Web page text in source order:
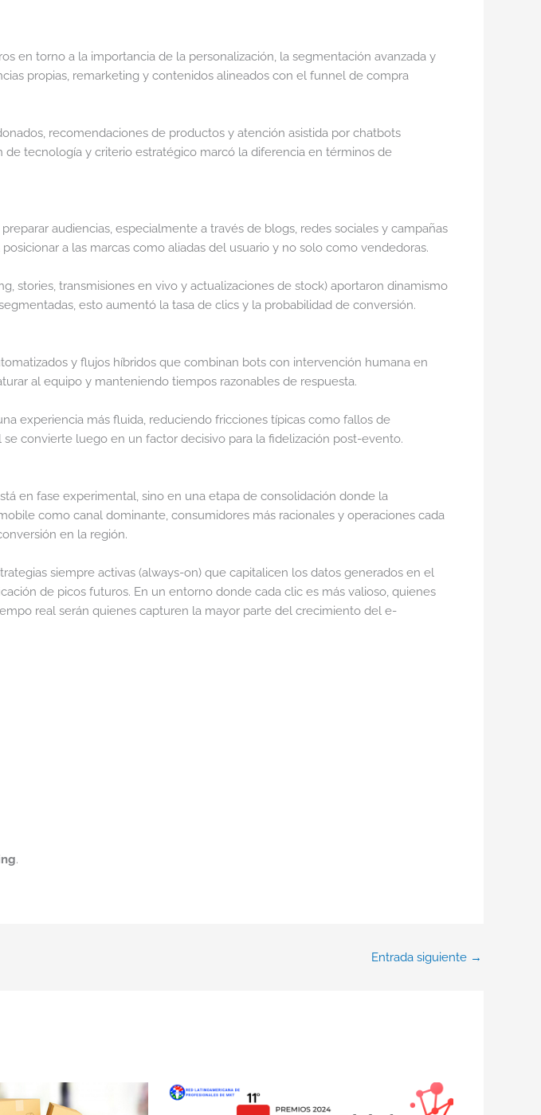
en torno a la importancia de la personalización, la segmentación avanzada y
propias, remarketing y contenidos alineados con el funnel de compra
recomendaciones de productos y atención asistida por chatbots
tecnología y criterio estratégico marcó la diferencia en términos de
audiencias, especialmente a través de blogs, redes sociales y campañas
a las marcas como aliadas del usuario y no solo como vendedoras.
stories, transmisiones en vivo y actualizaciones de stock) aportaron dinamismo
esto aumentó la tasa de clics y la probabilidad de conversión.
y flujos híbridos que combinan bots con intervención humana en
al equipo y manteniendo tiempos razonables de respuesta.
experiencia más fluida, reduciendo fricciones típicas como fallos de
convierte luego en un factor decisivo para la fidelización post-evento.
en fase experimental, sino en una etapa de consolidación donde la
como canal dominante, consumidores más racionales y operaciones cada
en la región.
siempre activas (always-on) que capitalicen los datos generados en el
de picos futuros. En un entorno donde cada clic es más valioso, quienes
real serán quienes capturen la mayor parte del crecimiento del e-
.
Entrada siguiente →